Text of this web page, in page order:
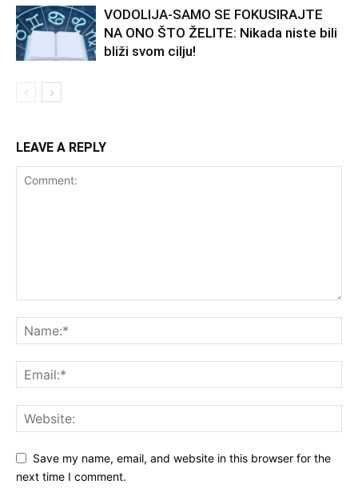
VODOLIJA-SAMO SE FOKUSIRAJTE
NA ONO ŠTO ŽELITE: Nikada niste bili
bliži svom cilju!
LEAVE A REPLY
Save my name, email, and website in this browser for the
next time I comment.